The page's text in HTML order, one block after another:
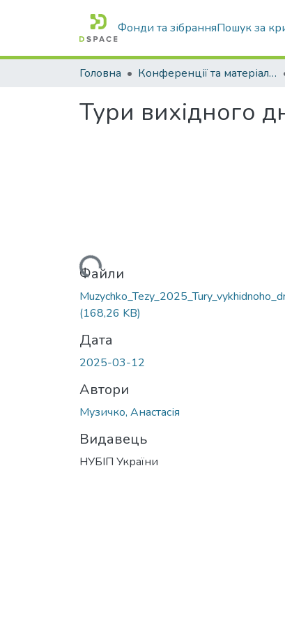
Фонди та зібранняПошук за
Головна Конференції та матеріали конференцій
Тури вихідного
Вантажиться...
Файли
(168,26 KB)
Дата
2025-03-12
Автори
Музичко, Анастасія
Видавець
НУБІП України